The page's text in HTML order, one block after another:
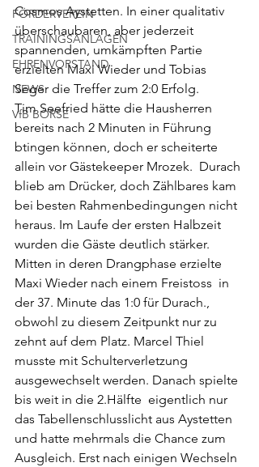
FÖRDERVEREIN
TRAININGSANLAGEN
EHRENVORSTAND
NEWS
VfB BÖRSE
Cosmos Aystetten. In einer qualitativ
überschaubaren, aber jederzeit
spannenden, umkämpften Partie
erzielten Maxi Wieder und Tobias
Seger die Treffer zum 2:0 Erfolg.
Tim Seefried hätte die Hausherren
bereits nach 2 Minuten in Führung
btingen können, doch er scheiterte
allein vor Gästekeeper Mrozek.  Durach
blieb am Drücker, doch Zählbares kam
bei besten Rahmenbedingungen nicht
heraus. Im Laufe der ersten Halbzeit
wurden die Gäste deutlich stärker.
Mitten in deren Drangphase erzielte
Maxi Wieder nach einem Freistoss  in
der 37. Minute das 1:0 für Durach.,
obwohl zu diesem Zeitpunkt nur zu
zehnt auf dem Platz. Marcel Thiel
musste mit Schulterverletzung
ausgewechselt werden. Danach spielte
bis weit in die 2.Hälfte  eigentlich nur
das Tabellenschlusslicht aus Aystetten
und hatte mehrmals die Chance zum
Ausgleich. Erst nach einigen Wechseln